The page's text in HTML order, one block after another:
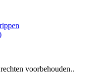
voorbehouden..